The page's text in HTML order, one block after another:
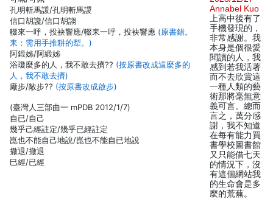
孔明斬馬諼/孔明斬馬謖
信口胡讒/信口胡謅
輟來一呼，投袂響應/輟耒一呼，投袂響應 (原書錯。
耒：需用手推耕的犁。)
阿鍛姊/阿緞姊
浴瓊麼多的人，我不敢去擠?? (按原書改成這麼多的
人，我不敢去擠)
廠步/敞步?? (按原書改成啟步)
(臺灣人三部曲一 mPDB 2012/1/7)
自已/自己
幾乎己經註定/幾乎已經註定
崑也不能自己地說/崑也不能自已地說
撒退/撤退
巳經/已經
Annabel Kuo
上高中後有了
手機發現的，
非常感謝。我
本身是個很愛
閱讀的人，我
感到若我活著
而不去欣賞這
一種人類的藝
術那將毫無意
義可言。總而
言之，萬分感
謝，我不知道
在每有能力買
書學校圖書館
又只能借七天
的情況下，沒
有這個網站我
的生命會是多
麼的荒蕪。